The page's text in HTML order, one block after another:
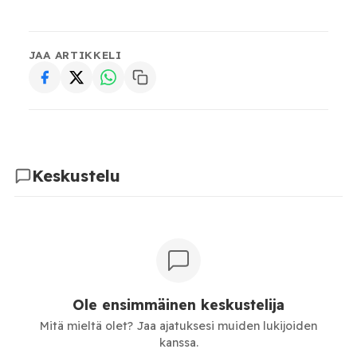
JAA ARTIKKELI
Keskustelu
Ole ensimmäinen keskustelija
Mitä mieltä olet? Jaa ajatuksesi muiden lukijoiden
kanssa.